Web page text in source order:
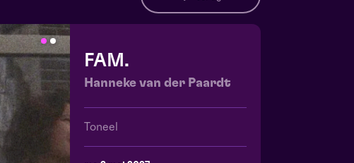
FAM.
Hanneke van der Paardt
Toneel